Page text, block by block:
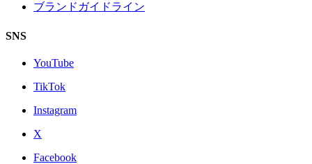
ブランドガイドライン
SNS
YouTube
TikTok
Instagram
X
Facebook